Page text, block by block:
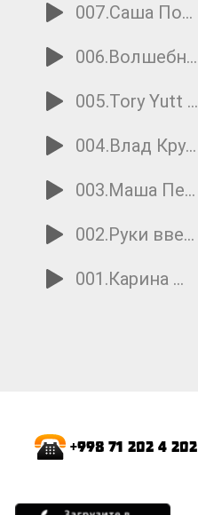
007.Саша Пономарёва - Песня об оранжевых подтяжках и любви
006.Волшебники двора - Звёзды молчат
005.Tory Yutt - Девочка TORY
004.Влад Крутских - Алло
003.Маша Пестунова - Рыжий мальчишка
002.Руки вверх - Детская
001.Карина М. - Джинсовый мальчишка
+998 71 202 4 202